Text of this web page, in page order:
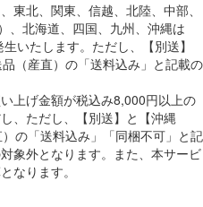
東北、関東、信越、北陸、中部、
、北海道、四国、九州、沖縄は
いたします。ただし、【別送】
（産直）の「送料込み」と記載の
上げ金額が税込み8,000円以上の
、ただし、【別送】と【沖縄
の「送料込み」「同梱不可」と記
象外となります。また、本サービ
なります。